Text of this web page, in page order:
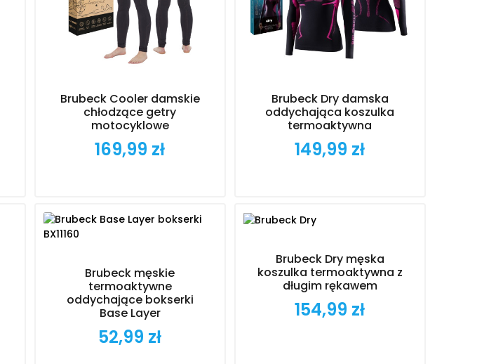
Brubeck Cooler damskie
chłodzące getry
motocyklowe
Cena
169,99 zł
Brubeck Dry damska
oddychająca koszulka
termoaktywna
Cena
149,99 zł
Brubeck męskie
termoaktywne
oddychające bokserki
Base Layer
Cena
52,99 zł
Brubeck Dry męska
koszulka termoaktywna z
długim rękawem
Cena
154,99 zł